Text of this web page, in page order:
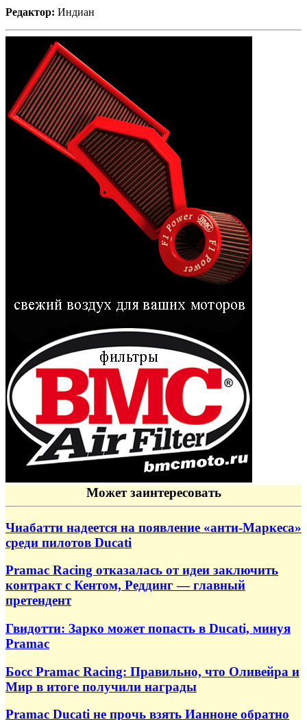
Редактор: Индиан
Может заинтересовать
Чиабатти надеется на появление «анти-Маркеса»
среди пилотов Ducati
Pramac Racing отказалась от идеи заключить
контракт с Кентом, Реддинг — главный
претендент
Гвидотти: Зарко может попасть в Ducati, минуя
Pramac
Босс Pramac Racing: Правильно, что Оливейра и
Мир в итоге получили награды
Pramac Ducati не прочь взять Ианноне обратно